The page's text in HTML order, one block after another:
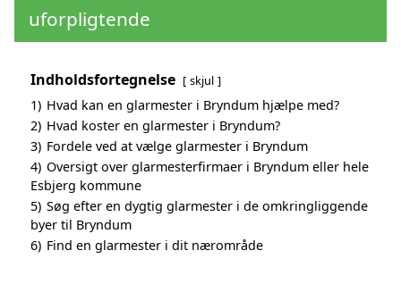
uforpligtende
Indholdsfortegnelse skjul
1) Hvad kan en glarmester i Bryndum hjælpe med?
2) Hvad koster en glarmester i Bryndum?
3) Fordele ved at vælge glarmester i Bryndum
4) Oversigt over glarmesterfirmaer i Bryndum eller hele
Esbjerg kommune
5) Søg efter en dygtig glarmester i de omkringliggende
byer til Bryndum
6) Find en glarmester i dit nærområde